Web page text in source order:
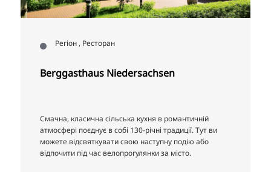
Регіон , Ресторан
Berggasthaus Niedersachsen
Смачна, класична сільська кухня в романтичній
атмосфері поєднує в собі 130-річні традиції. Тут ви
можете відсвяткувати свою наступну подію або
відпочити під час велопрогулянки за місто.